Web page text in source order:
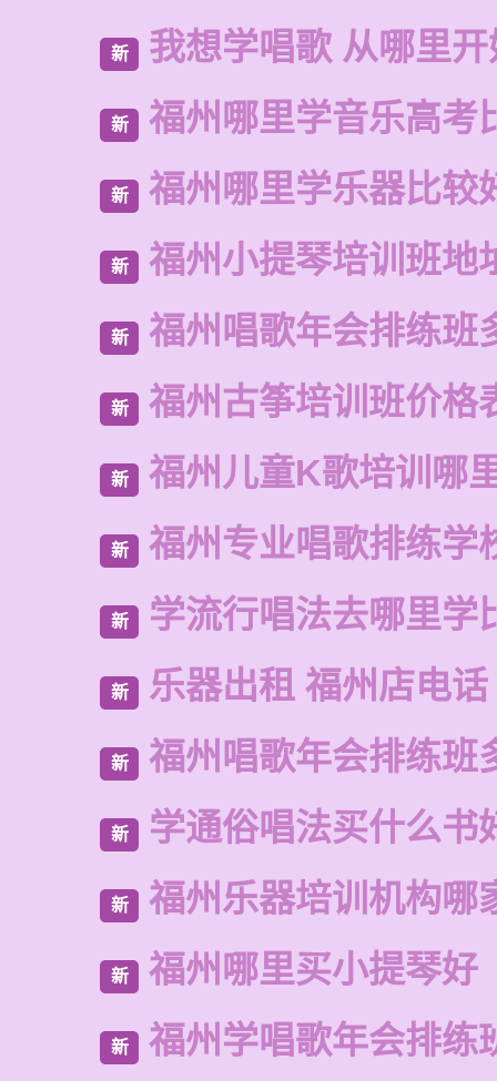
新 我想学唱歌 从哪里开
新 福州哪里学音乐高考
新 福州哪里学乐器比较
新 福州小提琴培训班地
新 福州唱歌年会排练班
新 福州古筝培训班价格
新 福州儿童K歌培训哪
新 福州专业唱歌排练学
新 学流行唱法去哪里学
新 乐器出租 福州店电话
新 福州唱歌年会排练班
新 学通俗唱法买什么书
新 福州乐器培训机构哪
新 福州哪里买小提琴好
新 福州学唱歌年会排练